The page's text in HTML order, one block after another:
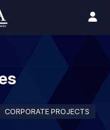
CORPORATE PROJECTS